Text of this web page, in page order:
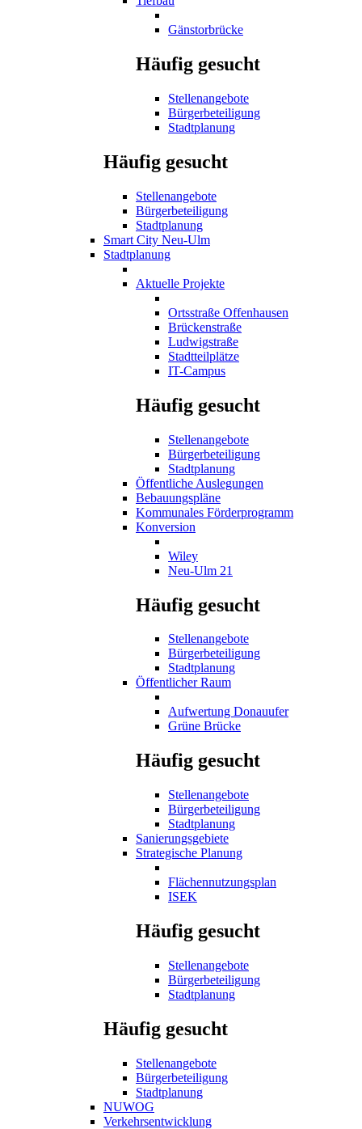
Gänstorbrücke
Häufig gesucht
Stellenangebote
Bürgerbeteiligung
Stadtplanung
Häufig gesucht
Stellenangebote
Bürgerbeteiligung
Stadtplanung
Smart City Neu-Ulm
Stadtplanung
Aktuelle Projekte
Ortsstraße Offenhausen
Brückenstraße
Ludwigstraße
Stadtteilplätze
IT-Campus
Häufig gesucht
Stellenangebote
Bürgerbeteiligung
Stadtplanung
Öffentliche Auslegungen
Bebauungspläne
Kommunales Förderprogramm
Konversion
Wiley
Neu-Ulm 21
Häufig gesucht
Stellenangebote
Bürgerbeteiligung
Stadtplanung
Öffentlicher Raum
Aufwertung Donauufer
Grüne Brücke
Häufig gesucht
Stellenangebote
Bürgerbeteiligung
Stadtplanung
Sanierungsgebiete
Strategische Planung
Flächennutzungsplan
ISEK
Häufig gesucht
Stellenangebote
Bürgerbeteiligung
Stadtplanung
Häufig gesucht
Stellenangebote
Bürgerbeteiligung
Stadtplanung
NUWOG
Verkehrsentwicklung